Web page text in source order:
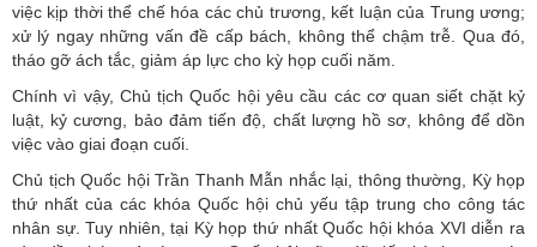
việc kịp thời thể chế hóa các chủ trương, kết luận của Trung ương;
xử lý ngay những vấn đề cấp bách, không thể chậm trễ. Qua đó,
tháo gỡ ách tắc, giảm áp lực cho kỳ họp cuối năm.
Chính vì vậy, Chủ tịch Quốc hội yêu cầu các cơ quan siết chặt kỷ
luật, kỷ cương, bảo đảm tiến độ, chất lượng hồ sơ, không để dồn
việc vào giai đoạn cuối.
Chủ tịch Quốc hội Trần Thanh Mẫn nhắc lại, thông thường, Kỳ họp
thứ nhất của các khóa Quốc hội chủ yếu tập trung cho công tác
nhân sự. Tuy nhiên, tại Kỳ họp thứ nhất Quốc hội khóa XVI diễn ra